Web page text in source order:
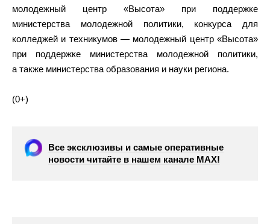
молодежный центр «Высота» при поддержке
министерства молодежной политики, конкурса для
колледжей и техникумов — молодежный центр «Высота»
при поддержке министерства молодежной политики,
а также министерства образования и науки региона.
(0+)
Все эксклюзивы и самые оперативные
новости читайте в нашем канале МАХ!